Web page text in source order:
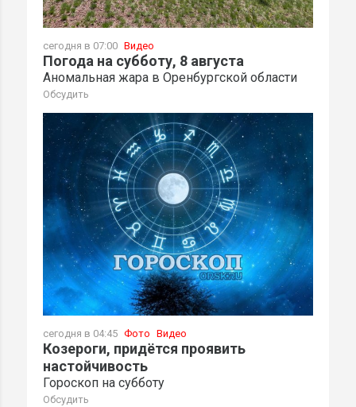
сегодня в 07:00 Видео
Погода на субботу, 8 августа
Аномальная жара в Оренбургской области
Обсудить
сегодня в 04:45 Фото Видео
Козероги, придётся проявить
настойчивость
Гороскоп на субботу
Обсудить